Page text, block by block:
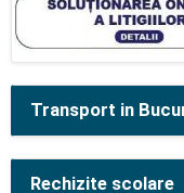
Transport in
Rechizite scolare